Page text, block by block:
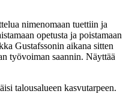
nimenomaan tuettiin ja
opetusta ja poistamaan
Gustafssonin aikana sitten
työvoiman saannin. Näyttää
talousalueen kasvutarpeen.